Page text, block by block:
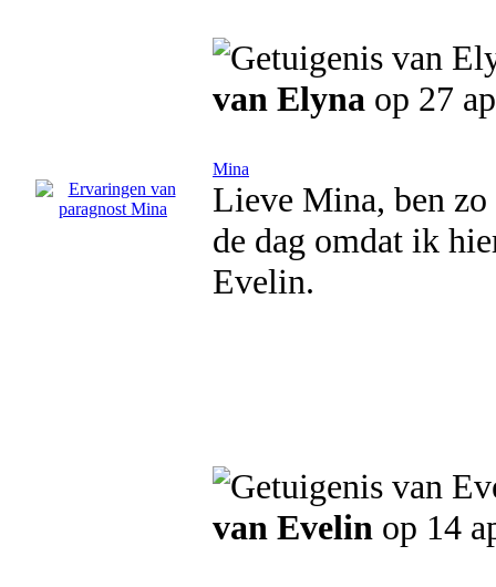
van Elyna op 27
Mina
Lieve Mina, ben
de dag omdat ik
Evelin.
van Evelin op 14